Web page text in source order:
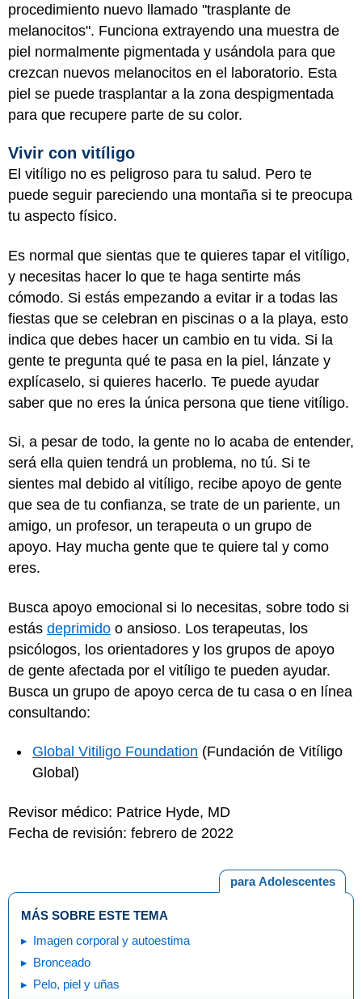
procedimiento nuevo llamado "trasplante de
melanocitos". Funciona extrayendo una muestra de
piel normalmente pigmentada y usándola para que
crezcan nuevos melanocitos en el laboratorio. Esta
piel se puede trasplantar a la zona despigmentada
para que recupere parte de su color.
Vivir con vitíligo
El vitíligo no es peligroso para tu salud. Pero te
puede seguir pareciendo una montaña si te preocupa
tu aspecto físico.
Es normal que sientas que te quieres tapar el vitíligo,
y necesitas hacer lo que te haga sentirte más
cómodo. Si estás empezando a evitar ir a todas las
fiestas que se celebran en piscinas o a la playa, esto
indica que debes hacer un cambio en tu vida. Si la
gente te pregunta qué te pasa en la piel, lánzate y
explícaselo, si quieres hacerlo. Te puede ayudar
saber que no eres la única persona que tiene vitíligo.
Si, a pesar de todo, la gente no lo acaba de entender,
será ella quien tendrá un problema, no tú. Si te
sientes mal debido al vitíligo, recibe apoyo de gente
que sea de tu confianza, se trate de un pariente, un
amigo, un profesor, un terapeuta o un grupo de
apoyo. Hay mucha gente que te quiere tal y como
eres.
Busca apoyo emocional si lo necesitas, sobre todo si
estás deprimido o ansioso. Los terapeutas, los
psicólogos, los orientadores y los grupos de apoyo
de gente afectada por el vitíligo te pueden ayudar.
Busca un grupo de apoyo cerca de tu casa o en línea
consultando:
Global Vitiligo Foundation (Fundación de Vitíligo
Global)
Revisor médico: Patrice Hyde, MD
Fecha de revisión: febrero de 2022
para Adolescentes
MÁS SOBRE ESTE TEMA
Imagen corporal y autoestima
Bronceado
Pelo, piel y uñas